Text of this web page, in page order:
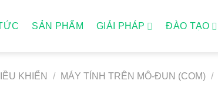
SẢN PHẨM GIẢI PHÁP ĐÀO TẠO
KHIỂN / MÁY TÍNH TRÊN MÔ-ĐUN (COM) /